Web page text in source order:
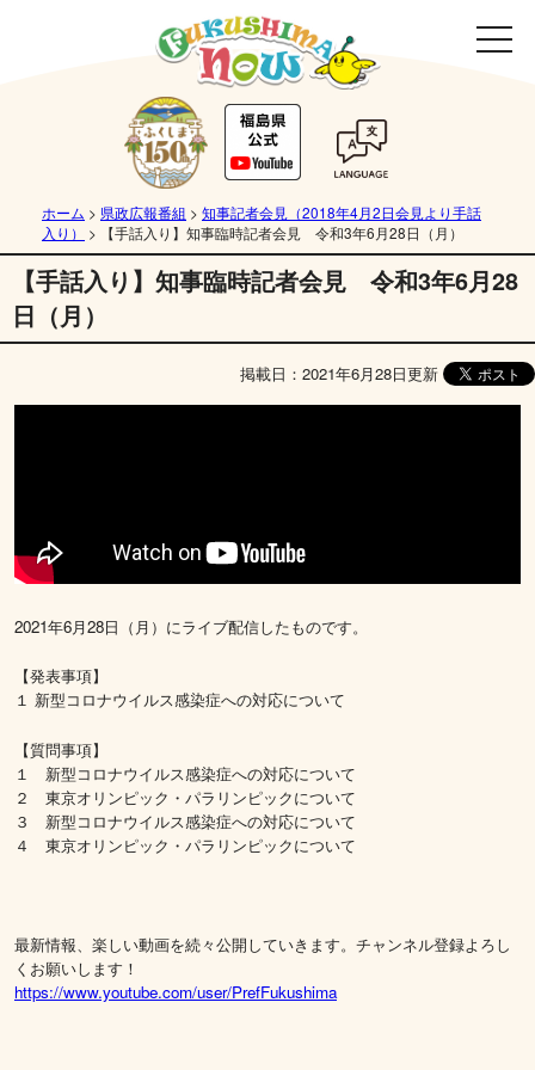
ホーム > 県政広報番組 > 知事記者会見（2018年4月2日会見より手話
入り）
> 【手話入り】知事臨時記者会見 令和3年6月28日（月）
【手話入り】知事臨時記者会見 令和3年6月28
日（月）
掲載日：2021年6月28日更新
2021年6月28日（月）にライブ配信したものです。
【発表事項】
１ 新型コロナウイルス感染症への対応について
【質問事項】
１ 新型コロナウイルス感染症への対応について
２ 東京オリンピック・パラリンピックについて
３ 新型コロナウイルス感染症への対応について
４ 東京オリンピック・パラリンピックについて
最新情報、楽しい動画を続々公開していきます。チャンネル登録よろし
くお願いします！
https://www.youtube.com/user/PrefFukushima